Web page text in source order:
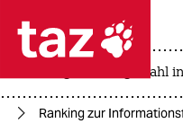
 taz
taz
landtagswahl
Ranking zur